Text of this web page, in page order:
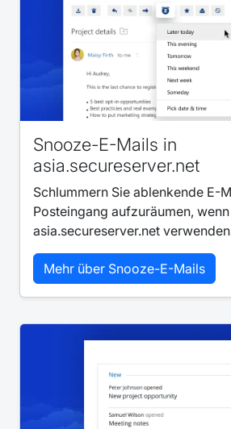
Snooze-E-Mails in
asia.secureserver.net
Schlummern Sie ablenkende E-
Posteingang aufzuräumen,
asia.secureserver.net
Mehr über Snooze-E-Mails